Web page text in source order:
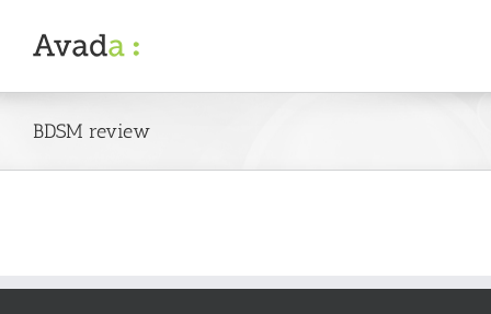
content
BDSM review